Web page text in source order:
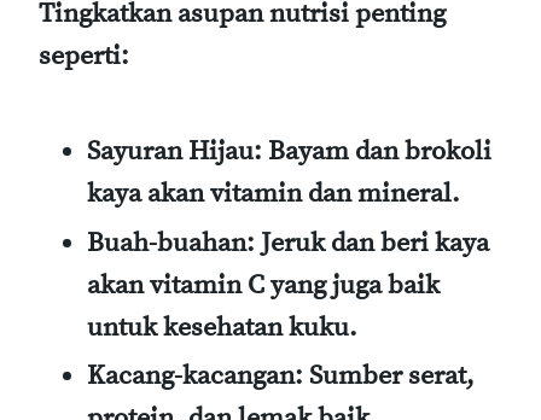
Tingkatkan asupan nutrisi penting
seperti:
Sayuran Hijau: Bayam dan brokoli
kaya akan vitamin dan mineral.
Buah-buahan: Jeruk dan beri kaya
akan vitamin C yang juga baik
untuk kesehatan kuku.
Kacang-kacangan: Sumber serat,